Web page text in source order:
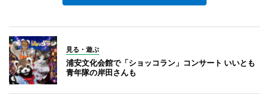
見る・遊ぶ
浦安文化会館で「ショッコラン」コンサート いいとも
青年隊の岸田さんも